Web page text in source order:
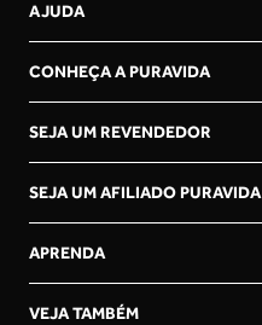
AJUDA
CONHEÇA A PURAVIDA
SEJA UM REVENDEDOR
SEJA UM AFILIADO PURAVIDA
APRENDA
VEJA TAMBÉM